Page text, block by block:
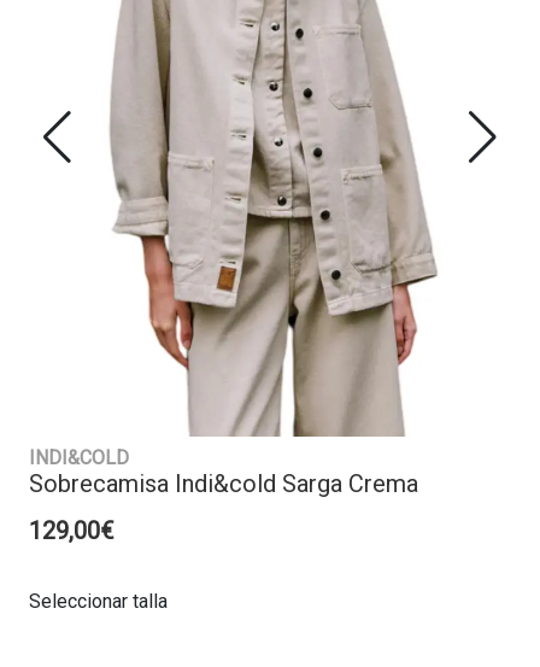
INDI&COLD
Sobrecamisa Indi&cold Sarga Crema
129,00€
Seleccionar talla